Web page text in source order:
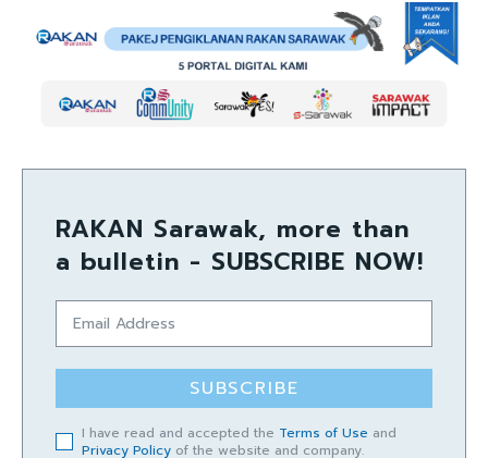
RAKAN Sarawak, more than
a bulletin - SUBSCRIBE NOW!
SUBSCRIBE
I have read and accepted the Terms of Use and
Privacy Policy of the website and company.